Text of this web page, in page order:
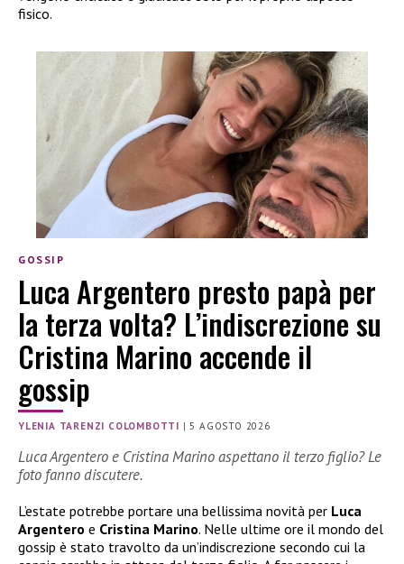
fisico.
GOSSIP
Luca Argentero presto papà per
la terza volta? L’indiscrezione su
Cristina Marino accende il
gossip
YLENIA TARENZI COLOMBOTTI |5 AGOSTO 2026
Luca Argentero e Cristina Marino aspettano il terzo figlio? Le
foto fanno discutere.
L’estate potrebbe portare una bellissima novità per Luca
Argentero e Cristina Marino. Nelle ultime ore il mondo del
gossip è stato travolto da un’indiscrezione secondo cui la